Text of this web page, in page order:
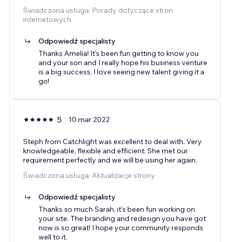
Świadczona usługa: Porady dotyczące stron
internetowych
Odpowiedź specjalisty
Thanks Amelia! It's been fun getting to know you
and your son and I really hope his business venture
is a big success. I love seeing new talent giving it a
go!
5 10 mar 2022
Steph from Catchlight was excellent to deal with. Very
knowledgeable, flexible and efficient. She met our
requirement perfectly and we will be using her again.
Świadczona usługa: Aktualizacje strony
Odpowiedź specjalisty
Thanks so much Sarah, it's been fun working on
your site. The branding and redesign you have got
now is so great! I hope your community responds
well to it.